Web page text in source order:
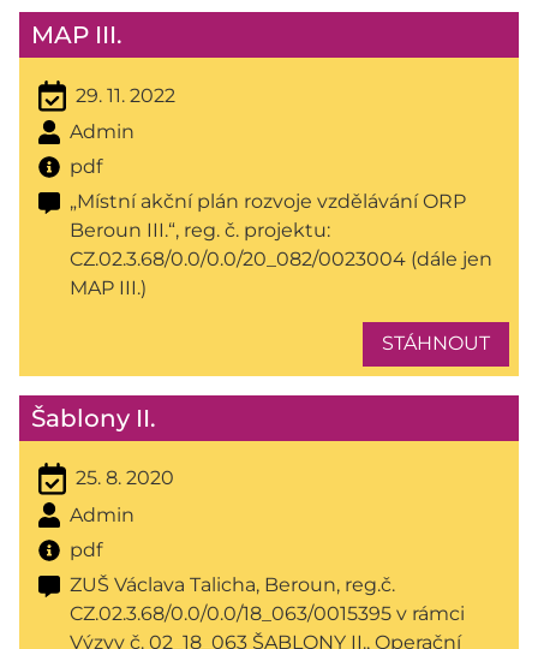
MAP III.
29. 11. 2022
Admin
pdf
„Místní akční plán rozvoje vzdělávání ORP
Beroun III.“, reg. č. projektu:
CZ.02.3.68/0.0/0.0/20_082/0023004 (dále jen
MAP III.)
STÁHNOUT
Šablony II.
25. 8. 2020
Admin
pdf
ZUŠ Václava Talicha, Beroun, reg.č.
CZ.02.3.68/0.0/0.0/18_063/0015395 v rámci
Výzvy č. 02_18_063 ŠABLONY II., Operační